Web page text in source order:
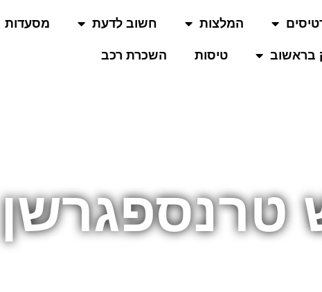
המלצות חשוב לדעת מסעדות
בראשוב טיסות השכרת רכב
טרנספגרשן